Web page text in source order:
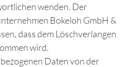
wenden. Der
Bokeloh GmbH &
dass dem Löschverlangen
wird.
Daten von der